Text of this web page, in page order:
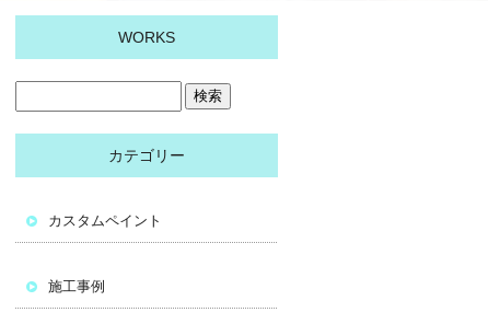
WORKS
カテゴリー
カスタムペイント
施工事例